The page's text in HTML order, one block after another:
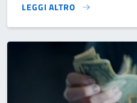
LEGGI ALTRO
}